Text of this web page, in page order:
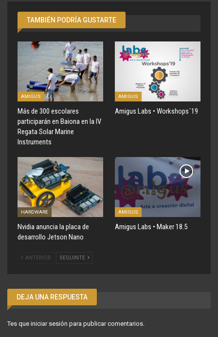
TAMBIÉN PODRÍA GUSTARTE
AMIGUS
Más de 300 escolares
participarán en Baiona en la IV
Regata Solar Marine
Instruments
AMIGUS
Amigus Labs • Workshops´19
HARDWARE
Nvidia anuncia la placa de
desarrollo Jetson Nano
AMIGUS
Amigus Labs • Maker 18.5
ANTERIOR SEGUINTE
DEJA UNA RESPUESTA
Tes que iniciar sesión para publicar comentarios.